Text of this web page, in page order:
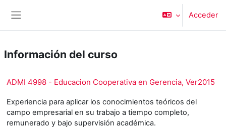
Acceder
Información del curso
ADMI 4998 - Educacion Cooperativa en Gerencia, Ver2015
Experiencia para aplicar los conocimientos teóricos del
campo empresarial en su trabajo a tiempo completo,
remunerado y bajo supervisión académica.